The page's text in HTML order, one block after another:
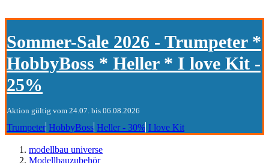
Sommer-Sale 2026 - Trumpeter *
HobbyBoss * Heller * I love Kit -
25%
Aktion gültig vom 24.07. bis 06.08.2026
Trumpeter HobbyBoss Heller - 30% I love Kit
modellbau universe
Modellbauzubehör